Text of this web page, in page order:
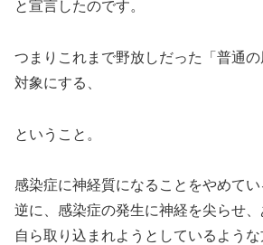
と宣言したのです。
つまりこれまで野放しだった「普通
対象にする、
ということ。
感染症に神経質になることをやめて
逆に、感染症の発生に神経を尖らせ
自ら取り込まれようとしているような